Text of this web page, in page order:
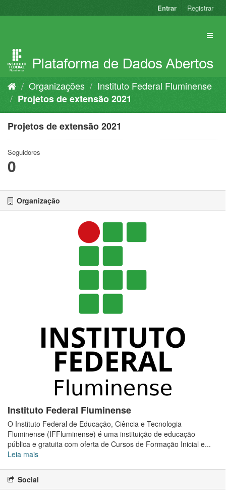
para
Entrar Registrar
Organizações
Instituto Federal Fluminense
Projetos de extensão 2021
Projetos de extensão 2021
Seguidores
0
Organização
Instituto Federal Fluminense
O Instituto Federal de Educação, Ciência e Tecnologia
Fluminense (IFFluminense) é uma instituição de educação
pública e gratuita com oferta de Cursos de Formação Inicial e...
Leia mais
Social